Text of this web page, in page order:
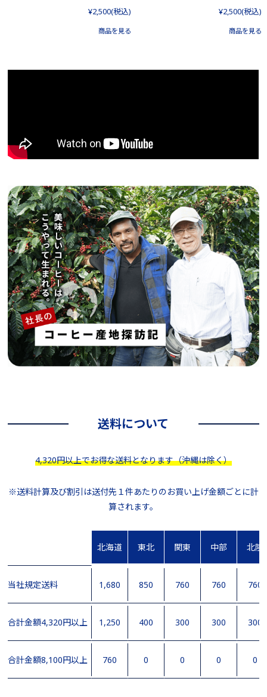
¥2,500(税込)
商品を見る
¥2,500(税込)
商品を見る
送料について
4,320円以上でお得な送料となります（沖縄は除く）
※送料計算及び割引は送付先１件あたりのお買い上げ金額ごとに計
算されます。
北海道 東北 関東 中部 北陸
当社規定送料 1,680 850 760 760 760
合計金額4,320円以上 1,250 400 300 300 300
合計金額8,100円以上 760 0 0 0 0